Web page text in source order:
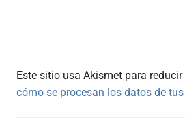
Este sitio usa Akismet para reducir
cómo se procesan los datos de